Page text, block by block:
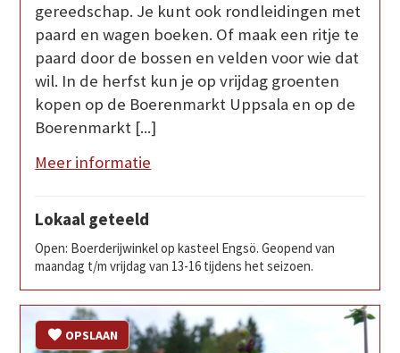
gereedschap. Je kunt ook rondleidingen met
paard en wagen boeken. Of maak een ritje te
paard door de bossen en velden voor wie dat
wil. In de herfst kun je op vrijdag groenten
kopen op de Boerenmarkt Uppsala en op de
Boerenmarkt [...]
Meer informatie
Lokaal geteeld
Open: Boerderijwinkel op kasteel Engsö. Geopend van
maandag t/m vrijdag van 13-16 tijdens het seizoen.
OPSLAAN